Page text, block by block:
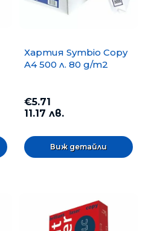
Хартия Symbio Copy
A4 500 л. 80 g/m2
€5.71
11.17 лв.
Виж детайли